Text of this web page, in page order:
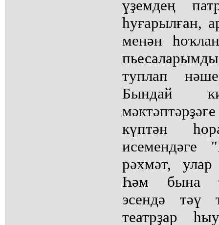
үҙемдең
һуғарылған,
менән
туплап
Бындай
күптән
исемендәге
рәхмәт,
Һәм бына
эсендә тәү
театрҙар